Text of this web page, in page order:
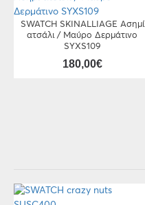
SWATCH SKINALLIAGE Ασημί
ατσάλι / Μαύρο Δερμάτινο
SYXS109
180,00€